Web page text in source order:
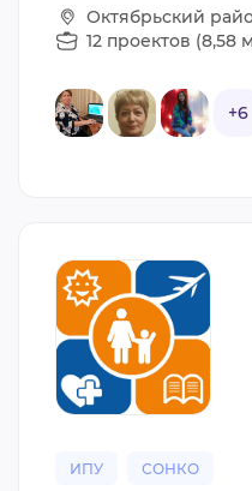
Октябрьский
12 проектов (8,58
+6
ИПУ СОНКО